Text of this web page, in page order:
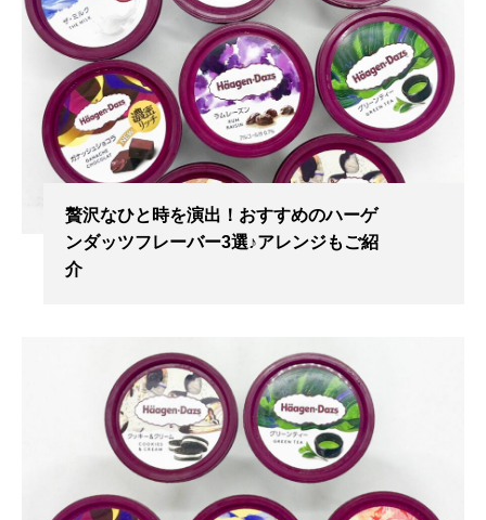
贅沢なひと時を演出！おすすめのハーゲ
ンダッツフレーバー3選♪アレンジもご紹
介